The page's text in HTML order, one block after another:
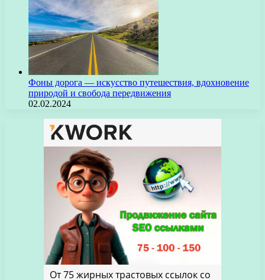
Фоны дорога — искусство путешествия, вдохновение
природой и свобода передвижения
02.02.2024